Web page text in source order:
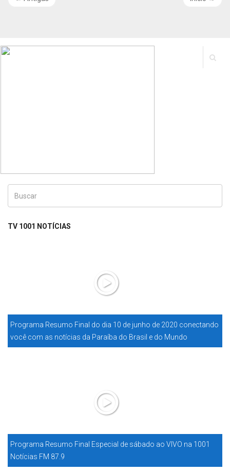
TV 1001 NOTÍCIAS
Programa Resumo Final do dia 10 de junho de 2020 conectando
você com as notícias da Paraíba do Brasil e do Mundo
Programa Resumo Final Especial de sábado ao VIVO na 1001
Notícias FM 87.9